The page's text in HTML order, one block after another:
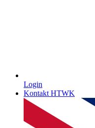
Login
Kontakt HTWK